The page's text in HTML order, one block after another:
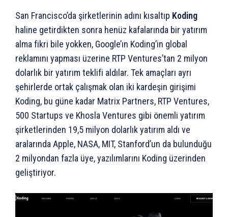
San Francisco’da şirketlerinin adını kısaltıp Koding
haline getirdikten sonra henüz kafalarında bir yatırım
alma fikri bile yokken, Google’ın Koding’in global
reklamını yapması üzerine RTP Ventures’tan 2 milyon
dolarlık bir yatırım teklifi aldılar. Tek amaçları ayrı
şehirlerde ortak çalışmak olan iki kardeşin girişimi
Koding, bu güne kadar Matrix Partners, RTP Ventures,
500 Startups ve Khosla Ventures gibi önemli yatırım
şirketlerinden 19,5 milyon dolarlık yatırım aldı ve
aralarında Apple, NASA, MIT, Stanford’un da bulunduğu
2 milyondan fazla üye, yazılımlarını Koding üzerinden
geliştiriyor.